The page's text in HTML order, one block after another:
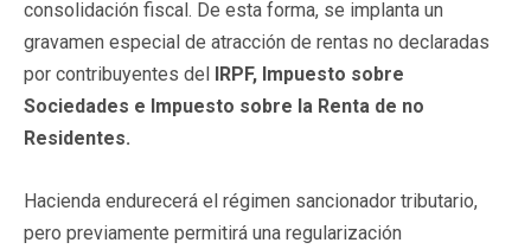
consolidación fiscal. De esta forma, se implanta un
gravamen especial de atracción de rentas no declaradas
por contribuyentes del IRPF, Impuesto sobre
Sociedades e Impuesto sobre la Renta de no
Residentes.
Hacienda endurecerá el régimen sancionador tributario,
pero previamente permitirá una regularización